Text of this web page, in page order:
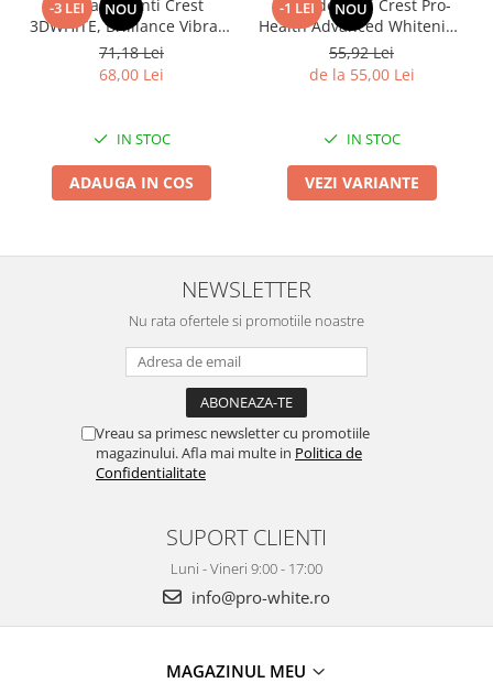
-3 LEI NOU
Pasta de dinti Crest
3DWHITE, Brilliance Vibrant
Peppermint, LARGE SIZE,
fara gluten, 130g
71,18 Lei
68,00 Lei
IN STOC
ADAUGA IN COS
-1 LEI NOU
Pasta de dinti Crest Pro-
Health Advanced Whitening
+ Intensive Clean, 8
beneficii, 164g
55,92 Lei
de la 55,00 Lei
IN STOC
VEZI VARIANTE
NEWSLETTER
Nu rata ofertele si promotiile noastre
Vreau sa primesc newsletter cu promotiile
magazinului. Afla mai multe in Politica de
Confidentialitate
SUPORT CLIENTI
Luni - Vineri 9:00 - 17:00
info@pro-white.ro
MAGAZINUL MEU